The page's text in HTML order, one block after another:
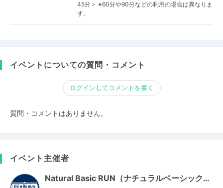
45分＞ ※60分や90分などの利用の場合は異なりま
す。
イベントについての質問・コメント
ログインしてコメントを書く
質問・コメントはありません。
イベント主催者
Natural Basic RUN（ナチュラルベーシック…